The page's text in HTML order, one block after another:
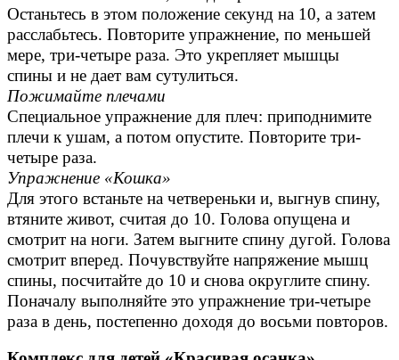
Останьтесь в этом положение секунд на 10, а затем
расслабьтесь. Повторите упражнение, по меньшей
мере, три-четыре раза. Это укрепляет мышцы
спины и не дает вам сутулиться.
Пожимайте плечами
Специальное упражнение для плеч: приподнимите
плечи к ушам, а потом опустите. Повторите три-
четыре раза.
Упражнение «Кошка»
Для этого встаньте на четвереньки и, выгнув спину,
втяните живот, считая до 10. Голова опущена и
смотрит на ноги. Затем выгните спину дугой. Голова
смотрит вперед. Почувствуйте напряжение мышц
спины, посчитайте до 10 и снова округлите спину.
Поначалу выполняйте это упражнение три-четыре
раза в день, постепенно доходя до восьми повторов.